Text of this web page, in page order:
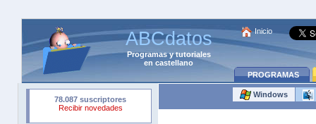
ABCdatos
Programasytutoriales
en castellano
Inicio
PROGRAMAS
Windows